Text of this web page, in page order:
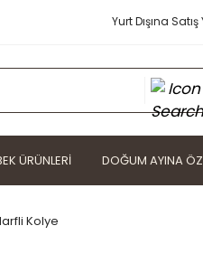
Yurt Dışına
ÜRÜNLERI DOĞUM AYINA
Kolye